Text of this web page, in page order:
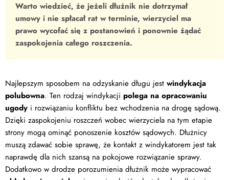
Warto wiedzieć, że jeżeli dłużnik nie dotrzymał
umowy i nie spłacał rat w terminie, wierzyciel ma
prawo wycofać się z postanowień i ponownie żądać
zaspokojenia całego roszczenia.
Najlepszym sposobem na odzyskanie długu jest windykacja
polubowna. Ten rodzaj windykacji polega na opracowaniu
ugody i rozwiązaniu konfliktu bez wchodzenia na drogę sądową.
Dzięki zaspokojeniu roszczeń wobec wierzyciela na tym etapie
strony mogą ominąć ponoszenie kosztów sądowych. Dłużnicy
muszą zdawać sobie sprawę, że kontakt z windykatorem jest tak
naprawdę dla nich szansą na pokojowe rozwiązanie sprawy.
Dodatkowo w drodze porozumienia dłużnik może wypracować